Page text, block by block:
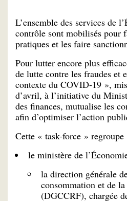
L’ensemble des services de
contrôle sont mobilisés pour
pratiques et les faire
Pour lutter encore plus
de lutte contre les fraudes et
contexte du COVID-19 »,
d’avril, à l’initiative du
des finances, mutualise les
afin d’optimiser l’action
Cette « task-force » regroupe
le ministère de
la direction générale
consommation et de
(DGCCRF), chargée